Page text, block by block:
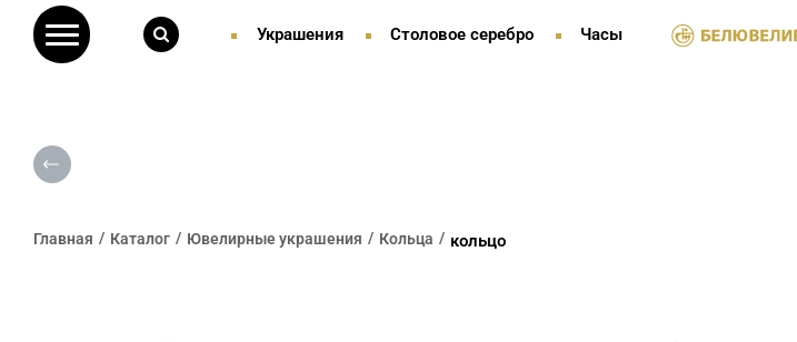
Украшения Столовое серебро Часы
Главная Каталог Ювелирные украшения Кольца кольцо